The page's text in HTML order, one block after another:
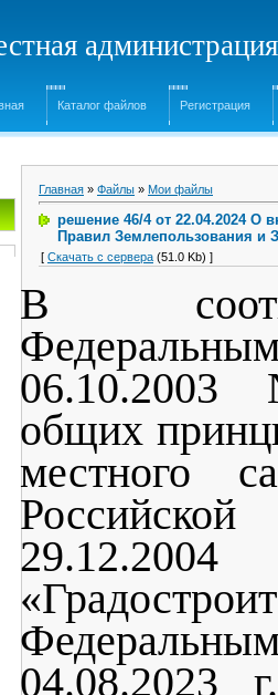
Каталог файлов Регистрация
Главная » Файлы » Мои файлы
решение 46/4 от 22.04.2024 О
Правил Землепользования и
[ Скачать с сервера (51.0 Kb) ]
В
общих
местного